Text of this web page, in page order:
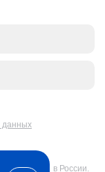
данных
в России.